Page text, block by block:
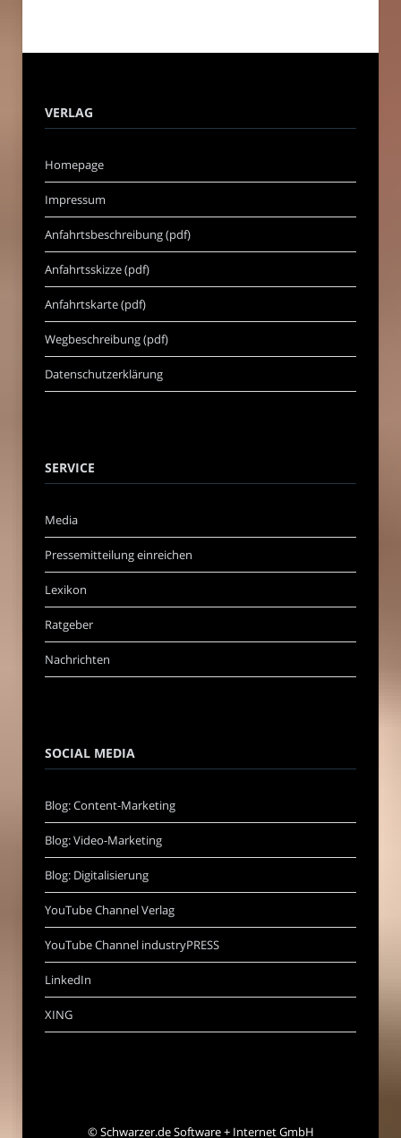
VERLAG
Homepage
Impressum
Anfahrtsbeschreibung (pdf)
Anfahrtsskizze (pdf)
Anfahrtskarte (pdf)
Wegbeschreibung (pdf)
Datenschutzerklärung
SERVICE
Media
Pressemitteilung einreichen
Lexikon
Ratgeber
Nachrichten
SOCIAL MEDIA
Blog: Content-Marketing
Blog: Video-Marketing
Blog: Digitalisierung
YouTube Channel Verlag
YouTube Channel industryPRESS
LinkedIn
XING
©Schwarzer.de Software + Internet GmbH